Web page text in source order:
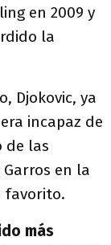
en 2009 y
la
Djokovic, ya
incapaz de
de las
en la
favorito.
más